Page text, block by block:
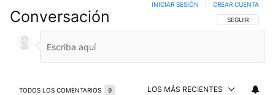
Conversación SIGA ESTA
SEGUIR
INICIAR SESIÓN CREAR CUENTA
TODOS LOS COMENTARIOS 9 LOS MÁS RECIENTES